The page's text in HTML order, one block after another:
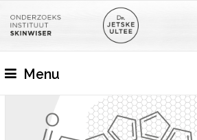
Menu